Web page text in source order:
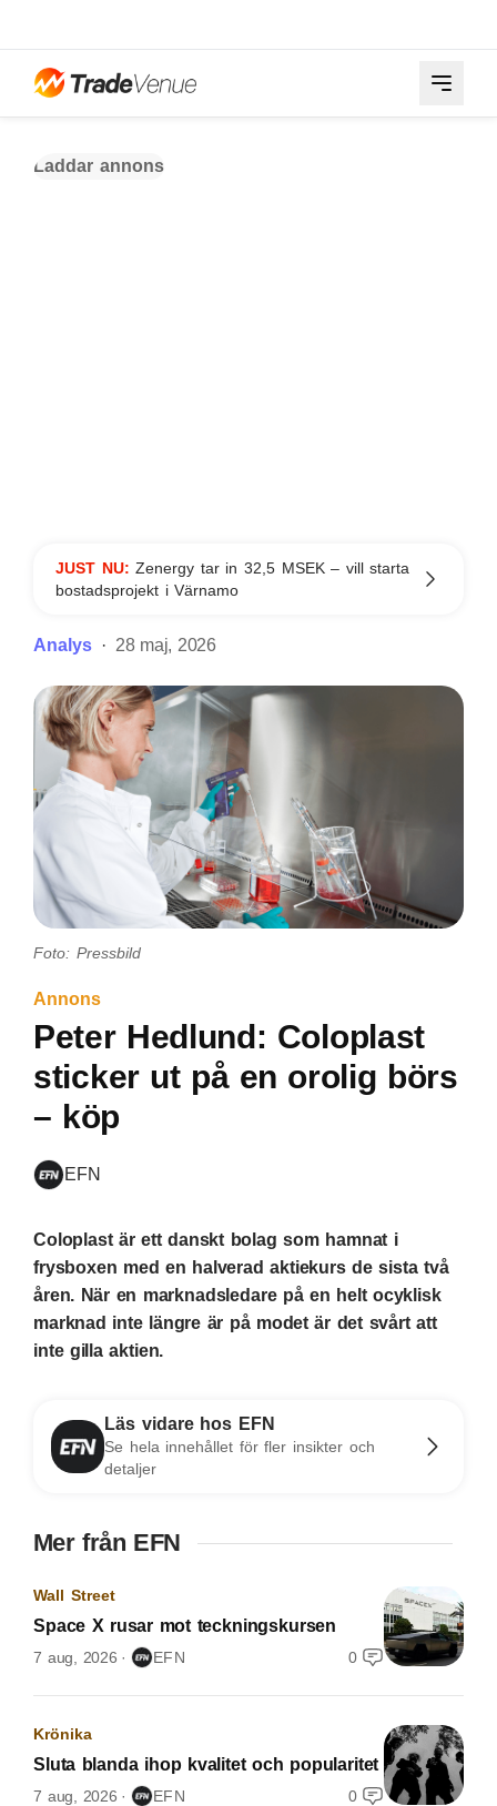
Laddar annons
JUST NU:Zenergy tar in 32,5 MSEK – vill starta
bostadsprojekt i Värnamo
Analys 28 maj, 2026
Foto: Pressbild
Annons
Peter Hedlund: Coloplast
sticker ut på en orolig börs
– köp
EFN
Coloplast är ett danskt bolag som hamnat i
frysboxen med en halverad aktiekurs de sista två
åren. När en marknadsledare på en helt ocyklisk
marknad inte längre är på modet är det svårt att
inte gilla aktien.
Läs vidare hos EFN
Se hela innehållet för fler insikter och
detaljer
Mer från EFN
Wall Street
Space X rusar mot teckningskursen
7 aug, 2026 EFN 0
Krönika
Sluta blanda ihop kvalitet och popularitet
7 aug, 2026 EFN 0